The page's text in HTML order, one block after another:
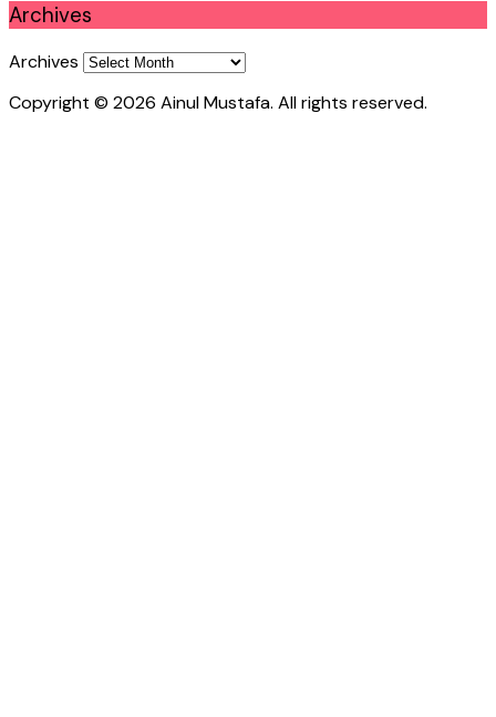
Archives
Archives
Copyright © 2026 Ainul Mustafa. All rights reserved.